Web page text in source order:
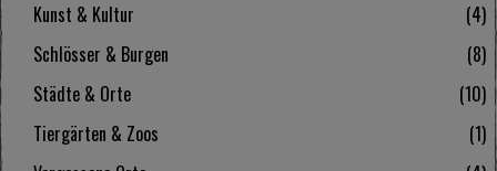
Kunst & Kultur
4
Schlösser & Burgen
8
Städte & Orte
10
Tiergärten & Zoos
1